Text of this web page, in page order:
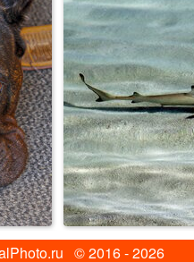
© 2016 - 2026